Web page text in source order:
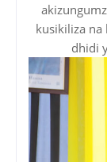
kusikiliza
dhidi